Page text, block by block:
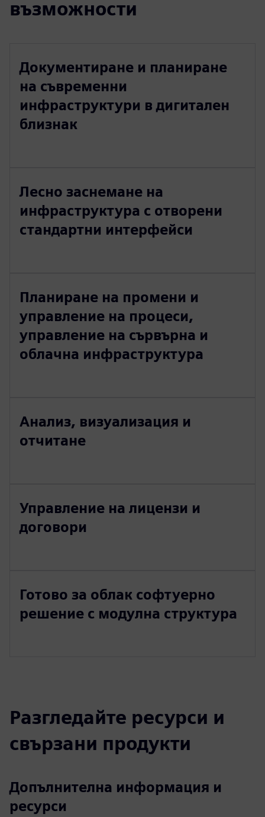
възможности
Документиране и планиране
на съвременни
инфраструктури в дигитален
близнак
Лесно заснемане на
инфраструктура с отворени
стандартни интерфейси
Планиране на промени и
управление на процеси,
управление на сървърна и
облачна инфраструктура
Анализ, визуализация и
отчитане
Управление на лицензи и
договори
Готово за облак софтуерно
решение с модулна структура
Разгледайте ресурси и
свързани продукти
Допълнителна информация и
ресурси